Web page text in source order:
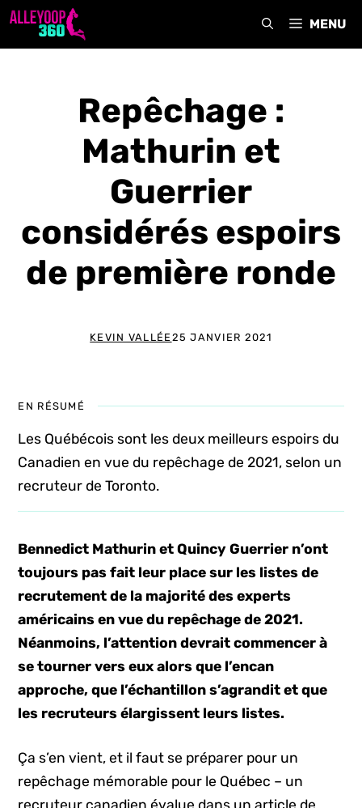
Aller
MENU
Repêchage :
Mathurin et
Guerrier
considérés espoirs
de première ronde
KEVIN VALLÉE 25 JANVIER 2021
EN RÉSUMÉ
Les Québécois sont les deux meilleurs espoirs du
Canadien en vue du repêchage de 2021, selon un
recruteur de Toronto.
Bennedict Mathurin et Quincy Guerrier n’ont
toujours pas fait leur place sur les listes de
recrutement de la majorité des experts
américains en vue du repêchage de 2021.
Néanmoins, l’attention devrait commencer à
se tourner vers eux alors que l’encan
approche, que l’échantillon s’agrandit et que
les recruteurs élargissent leurs listes.
Ça s’en vient, et il faut se préparer pour un
repêchage mémorable pour le Québec – un